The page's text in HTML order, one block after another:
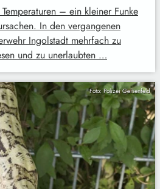
– ein kleiner Funke
In den vergangenen
Ingolstadt mehrfach zu
und zu unerlaubten …
Foto: Polizei Geisenfeld